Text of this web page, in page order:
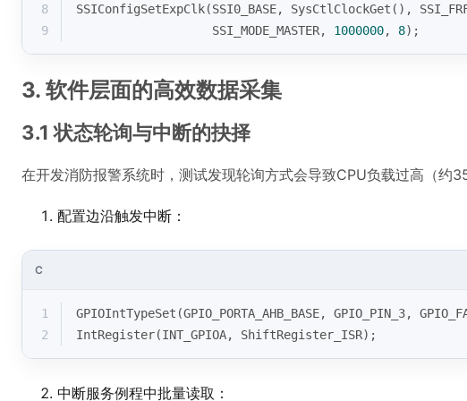
8
SSIConfigSetExpClk(SSI0_BASE, SysCtlClockGet(),
9
                   SSI_MODE_MASTER,
1000000, 8);
3. 软件层面的高效数据采集
3.1 状态轮询与中断的抉择
在开发消防报警系统时，测试发现轮询方式会导致CPU负载过高（约
配置边沿触发中断：
C
1
GPIOIntTypeSet(GPIO_PORTA_AHB_BASE, GPIO_PIN_3,
2
IntRegister(INT_GPIOA, ShiftRegister_ISR);
中断服务例程中批量读取：